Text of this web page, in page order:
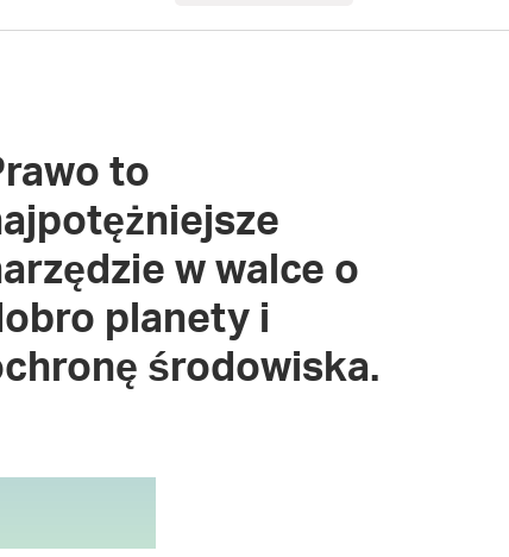
to
w walce o
planety i
środowiska.